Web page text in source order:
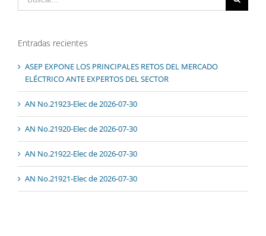
Entradas recientes
ASEP EXPONE LOS PRINCIPALES RETOS DEL MERCADO
ELÉCTRICO ANTE EXPERTOS DEL SECTOR
AN No.21923-Elec de 2026-07-30
AN No.21920-Elec de 2026-07-30
AN No.21922-Elec de 2026-07-30
AN No.21921-Elec de 2026-07-30